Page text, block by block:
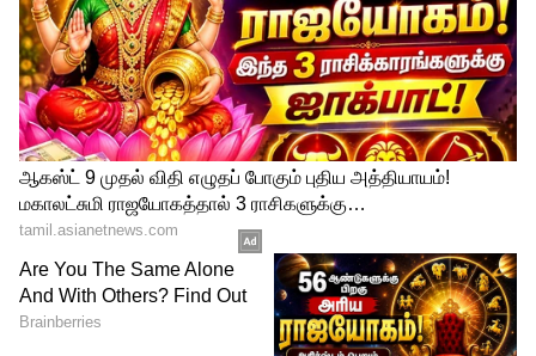
ரன்களை குவித்தார். ஜாக் காலிஸின்
அதிரடி அரைசதத்தால் 20 ஓவரில் 147
ரன்கள் அடித்த உலக ஜெயிண்ட்ஸ் அணி,
148 ரன்கள் என்ற இலக்கை ஆசியா லயன்ஸ்
அணிக்கு நிர்ணயித்துள்ளது.